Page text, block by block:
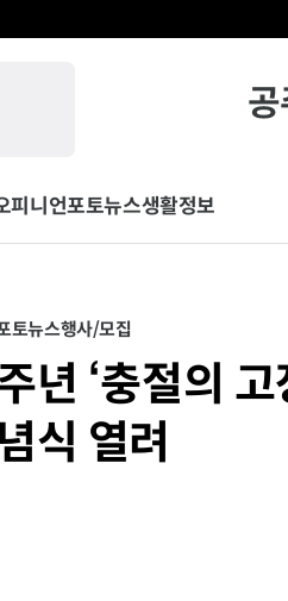
피니언포토뉴스생활정보
토뉴스행사/모집
년 ‘충절의
식 열려